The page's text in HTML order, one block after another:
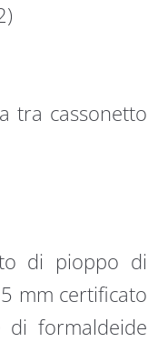
tra cassonetto
di pioppo di
mm certificato
di formaldeide